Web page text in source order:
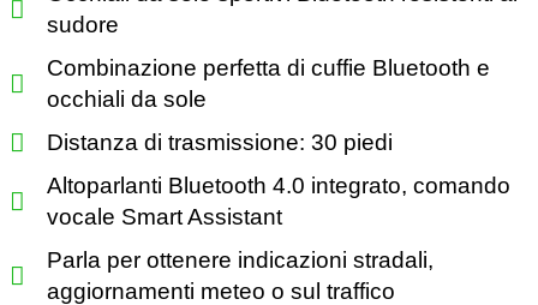
sudore
Combinazione perfetta di cuffie Bluetooth e
occhiali da sole
Distanza di trasmissione: 30 piedi
Altoparlanti Bluetooth 4.0 integrato, comando
vocale Smart Assistant
Parla per ottenere indicazioni stradali,
aggiornamenti meteo o sul traffico